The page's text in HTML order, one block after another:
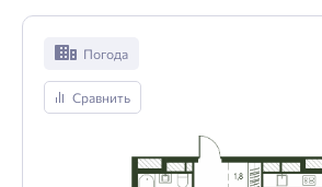
Погода
Сравнить